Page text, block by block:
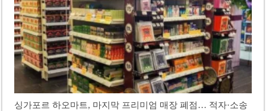
싱가포르 하오마트, 마지막 프리미엄 매장 폐점… 적자·소송